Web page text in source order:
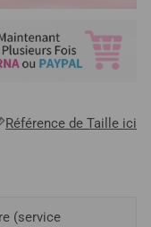
Référence de Taille ici
(service